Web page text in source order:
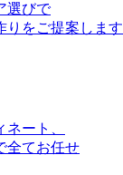
選びで
りをご提案します
ート、
全てお任せ